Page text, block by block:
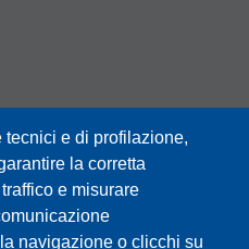
e di profilazione,
la corretta
e misurare
navigazione o clicchi su